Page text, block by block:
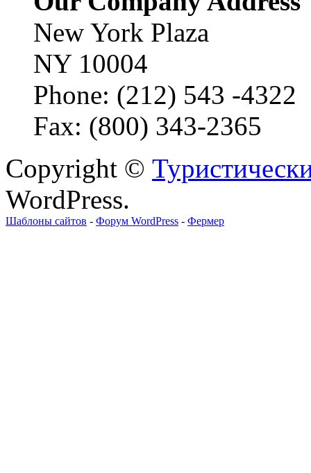
New York Plaza
NY 10004
Phone: (212) 543 -4322
Fax: (800) 343-2365
Copyright ©
WordPress.
Шаблоны сайтов - Форум WordPress - Фермер